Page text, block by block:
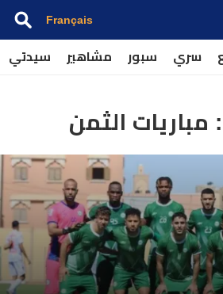
Français
سري سبور مشاهير سيدتي
مباريات الثمن